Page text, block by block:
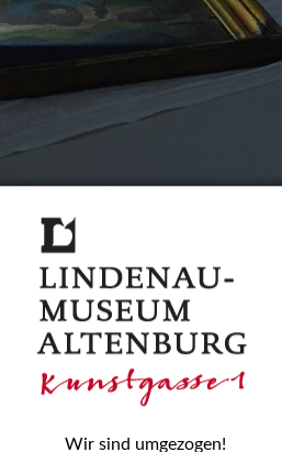
im Dienste
Museum Altenburg
Wissenschaft wurde 2015 in der
Er wird jährlich am 11. Februar
die Mädchen und Frauen in
stellt Provenienzforscherin
Wir sind umgezogen!